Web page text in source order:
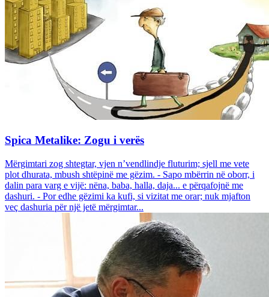
Spica Metalike: Zogu i verës
Mërgimtari zog shtegtar, vjen n’vendlindje fluturim; sjell me vete
plot dhurata, mbush shtëpinë me gëzim. - Sapo mbërrin në oborr, i
dalin para varg e vijë: nëna, baba, halla, daja... e përqafojnë me
dashuri. - Por edhe gëzimi ka kufi, si vizitat me orar; nuk mjafton
veç dashuria për një jetë mërgimtar...